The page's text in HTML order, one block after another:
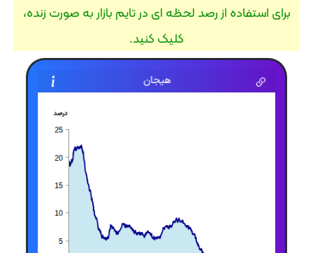
برای استفاده از رصد لحظه ای در تایم بازار به صورت زنده،
کلیک کنید.